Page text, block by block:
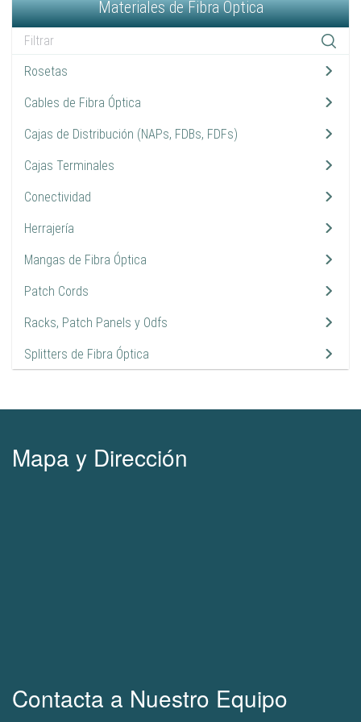
Materiales de Fibra Óptica
Rosetas
Cables de Fibra Óptica
Cajas de Distribución (NAPs, FDBs, FDFs)
Cajas Terminales
Conectividad
Herrajería
Mangas de Fibra Óptica
Patch Cords
Racks, Patch Panels y Odfs
Splitters de Fibra Óptica
Mapa y Dirección
Contacta a Nuestro Equipo